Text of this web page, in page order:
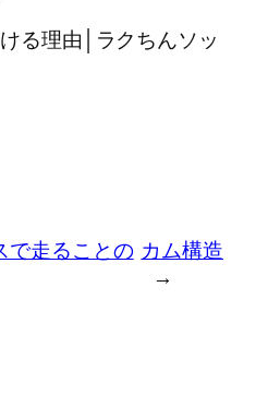
歩くとき、体が
る理由│ラクちんソッ
で走ることの カム構造
→